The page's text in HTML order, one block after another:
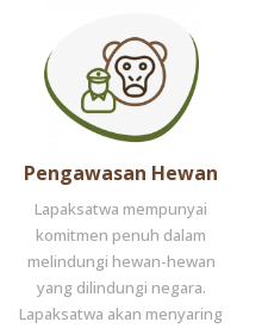
Pengawasan Hewan
Lapaksatwa mempunyai
komitmen penuh dalam
melindungi hewan-hewan
yang dilindungi negara.
Lapaksatwa akan menyaring